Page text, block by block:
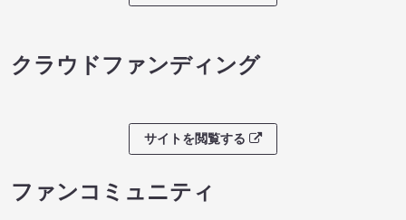
クラウドファンディング
サイトを閲覧する
ファンコミュニティ